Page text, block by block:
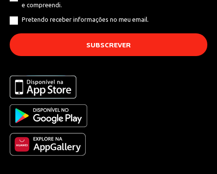
e compreendi.
Pretendo receber informações no meu email.